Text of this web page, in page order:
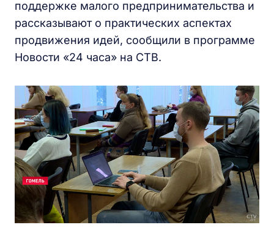
поддержке малого предпринимательства и
рассказывают о практических аспектах
продвижения идей, сообщили в программе
Новости «24 часа» на СТВ.